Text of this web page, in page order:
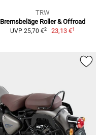
TRW
Bremsbeläge Roller & Offroad
UVP 25,70 €2 23,13 €1